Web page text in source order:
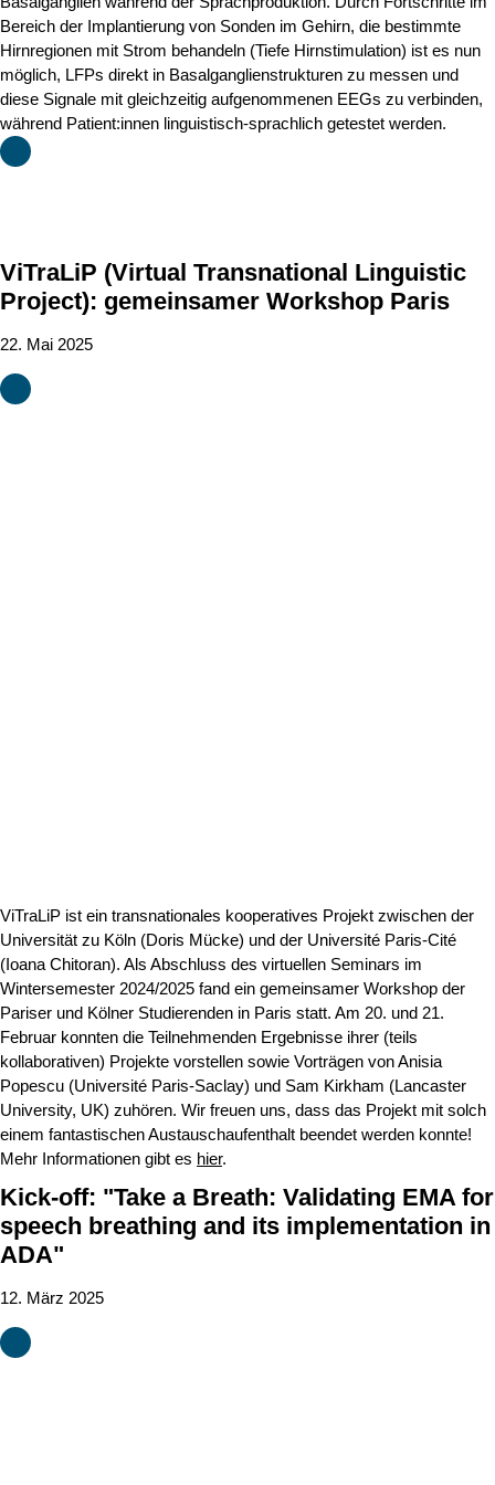
Bereich der Implantierung von Sonden im Gehirn, die bestimmte
Hirnregionen mit Strom behandeln (Tiefe Hirnstimulation) ist es nun
möglich, LFPs direkt in Basalganglienstrukturen zu messen und
diese Signale mit gleichzeitig aufgenommenen EEGs zu verbinden,
während Patient:innen linguistisch-sprachlich getestet werden.
ViTraLiP (Virtual Transnational Linguistic
Project): gemeinsamer Workshop Paris
22. Mai 2025
ViTraLiP ist ein transnationales kooperatives Projekt zwischen der
Universität zu Köln (Doris Mücke) und der Université Paris-Cité
(Ioana Chitoran). Als Abschluss des virtuellen Seminars im
Wintersemester 2024/2025 fand ein gemeinsamer Workshop der
Pariser und Kölner Studierenden in Paris statt. Am 20. und 21.
Februar konnten die Teilnehmenden Ergebnisse ihrer (teils
kollaborativen) Projekte vorstellen sowie Vorträgen von Anisia
Popescu (Université Paris-Saclay) und Sam Kirkham (Lancaster
University, UK) zuhören. Wir freuen uns, dass das Projekt mit solch
einem fantastischen Austauschaufenthalt beendet werden konnte!
Mehr Informationen gibt es hier.
Kick-off: "Take a Breath: Validating EMA for
speech breathing and its implementation in
ADA"
12. März 2025